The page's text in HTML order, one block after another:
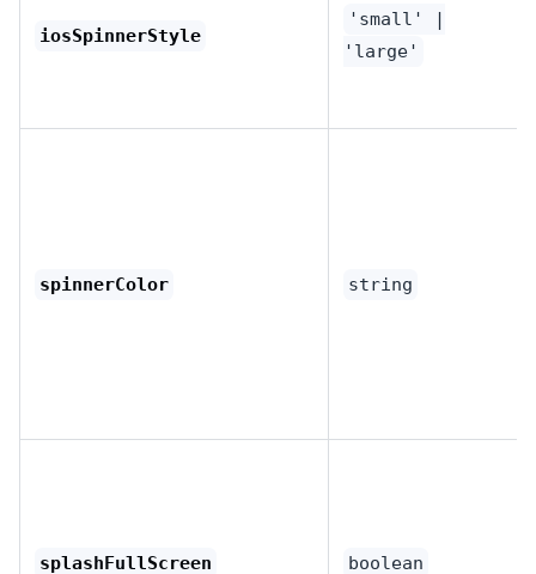
iosSpinnerStyle
'small' |
'large'
spinnerColor string
splashFullScreen boolean